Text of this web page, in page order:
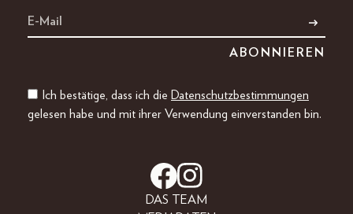
Ich bestätige, dass ich die Datenschutzbestimmungen
gelesen habe und mit ihrer Verwendung einverstanden bin.
DAS TEAM